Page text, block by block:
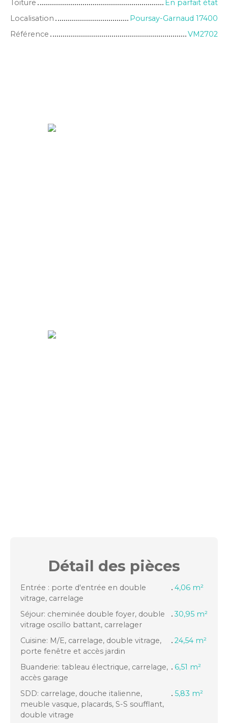
Toiture
En parfait état
Localisation
Poursay-Garnaud 17400
Référence
VM2702
Détail des pièces
Entrée : porte d'entrée en double
vitrage, carrelage
4,06 m²
Séjour: cheminée double foyer, double
vitrage oscillo battant, carrelager
30,95 m²
Cuisine: M/E, carrelage, double vitrage,
porte fenêtre et accès jardin
24,54 m²
Buanderie: tableau électrique, carrelage,
accès garage
6,51 m²
SDD: carrelage, douche italienne,
meuble vasque, placards, S-S soufflant,
double vitrage
5,83 m²